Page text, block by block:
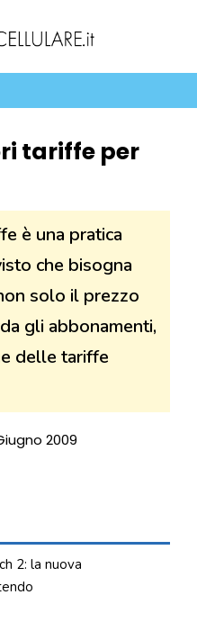
tariffe per
è una pratica
che bisogna
solo il prezzo
gli abbonamenti,
delle tariffe
2009
2: la nuova